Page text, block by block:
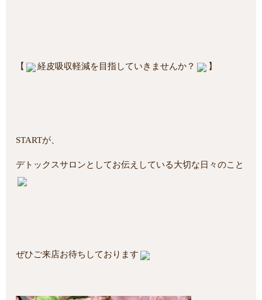
【 経皮吸収軽減を目指していきませんか？ 】
STARTが、
デトックスサロンとしてお伝えしている大切な日々のこと
ぜひご来店お待ちしております